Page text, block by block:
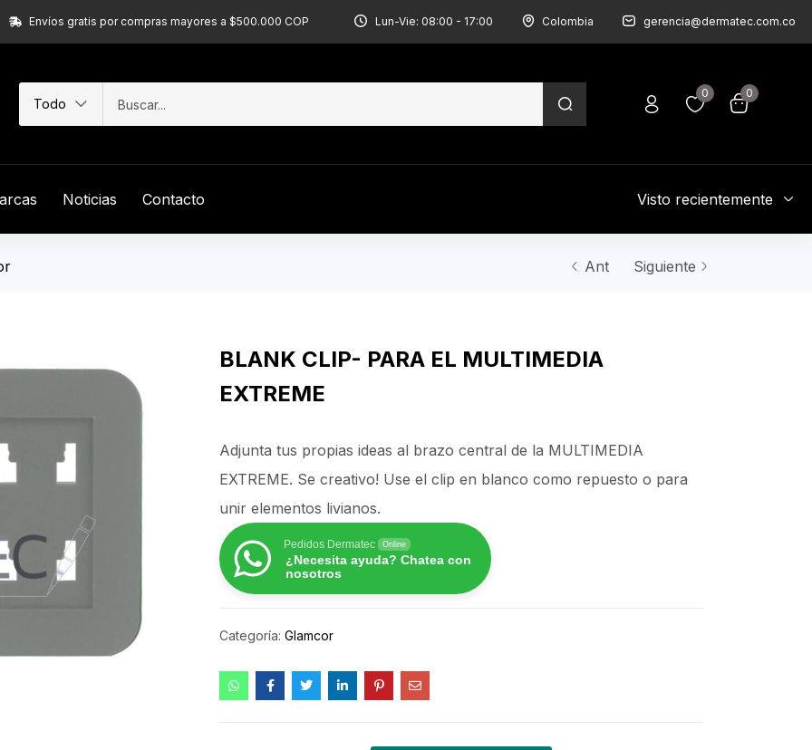
Envíos gratis por compras mayores a $500.000 COP Lun-Vie: 08:00 - 17:00 Colombia gerencia@dermatec.com.co
Todo
0 0
Noticias Contacto Visto recientemente
Ant Siguiente
BLANK CLIP- PARA EL MULTIMEDIA
EXTREME
Adjunta tus propias ideas al brazo central de la MULTIMEDIA
EXTREME. Se creativo! Use el clip en blanco como repuesto o para
unir elementos livianos.
Pedidos Dermatec Online
¿Necesita ayuda? Chatea con
nosotros
Categoría: Glamcor